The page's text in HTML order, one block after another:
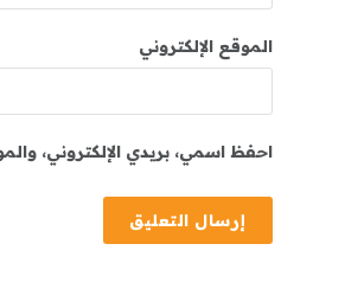
الموقع الإلكتروني
احفظ اسمي، بريدي الإلكتروني،